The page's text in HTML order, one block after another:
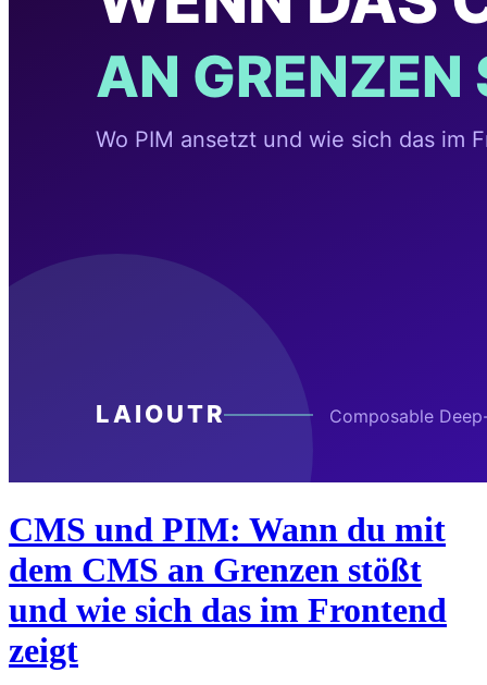
CMS und PIM: Wann du mit
dem CMS an Grenzen stößt
und wie sich das im Frontend
zeigt